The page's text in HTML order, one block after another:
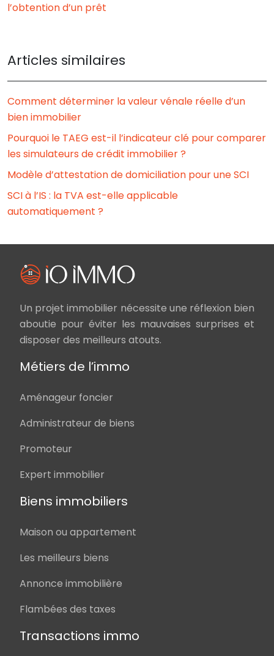
l’obtention d’un prêt
Articles similaires
Comment déterminer la valeur vénale réelle d’un
bien immobilier
Pourquoi le TAEG est-il l’indicateur clé pour comparer
les simulateurs de crédit immobilier ?
Modèle d’attestation de domiciliation pour une SCI
SCI à l’IS : la TVA est-elle applicable
automatiquement ?
Un projet immobilier nécessite une réflexion bien
aboutie pour éviter les mauvaises surprises et
disposer des meilleurs atouts.
Métiers de l’immo
Aménageur foncier
Administrateur de biens
Promoteur
Expert immobilier
Biens immobiliers
Maison ou appartement
Les meilleurs biens
Annonce immobilière
Flambées des taxes
Transactions immo